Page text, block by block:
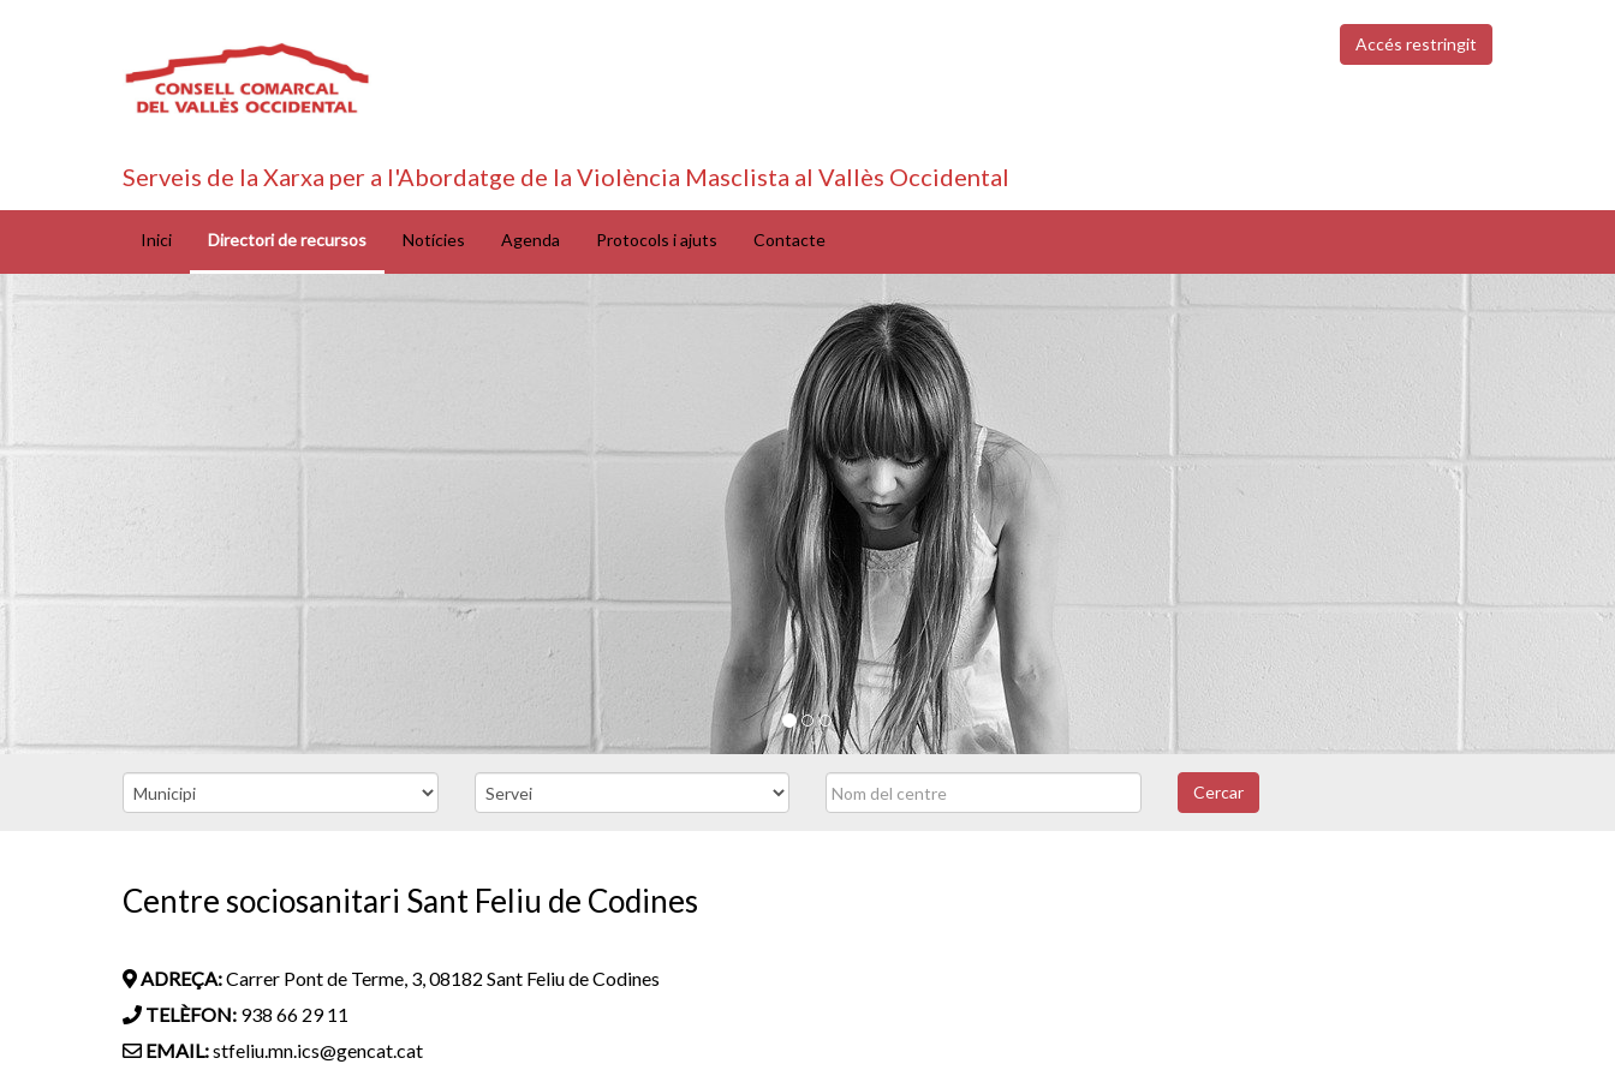
Accés restringit
Serveis de la Xarxa per a l'Abordatge de la Violència Masclista al Vallès Occidental
Inici Directori de recursos Notícies Agenda Protocols i ajuts Contacte
Cercar
Centre sociosanitari Sant Feliu de Codines
ADREÇA:Carrer Pont de Terme, 3, 08182 Sant Feliu de Codines
TELÈFON: 938 66 29 11
EMAIL:stfeliu.mn.ics@gencat.cat